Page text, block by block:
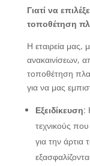
Γιατί να
τοποθέτηση
Η εταιρεία μας,
ανακαινίσεων,
τοποθέτηση
για να μας
Εξειδίκευση:
τεχνικούς
για την